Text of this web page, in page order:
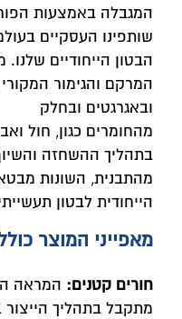
המגבלה באמצעות
שותפינו העסקיים
הבטון הייחודיים
המרקם והגימור
ובאגרגטים ובחלק
מהחומרים כגון, חול
בתהליך ההשחזה
מהתבנית, השונות
הייחודית לבטון
מאפייני המוצר
חורים קטנים: המראה
מתקבל בתהליך הייצור